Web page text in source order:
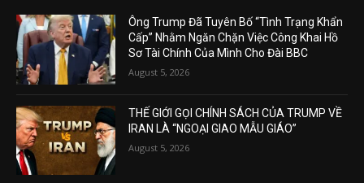
Ông Trump Đã Tuyên Bố “Tình Trạng Khẩn
Cấp” Nhằm Ngăn Chặn Việc Công Khai Hồ
Sơ Tài Chính Của Mình Cho Đài BBC
August 5, 2026
THẾ GIỚI GỌI CHÍNH SÁCH CỦA TRUMP VỀ
IRAN LÀ “NGOẠI GIAO MẪU GIÁO”
August 5, 2026